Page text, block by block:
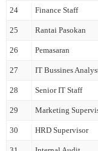
24 Finance Staff
25 Rantai Pasokan
26 Pemasaran
27 IT Bussines
28 Senior IT Staff
29 Marketing
30 HRD Supervisor